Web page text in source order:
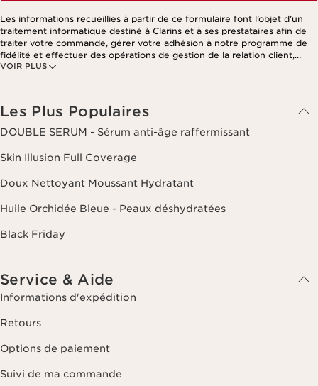
VOIR PLUS
Les informations recueillies à partir de ce formulaire font l’objet d’un
traitement informatique destiné à Clarins et à ses prestataires afin de
traiter votre commande, gérer votre adhésion à notre programme de
fidélité et effectuer des opérations de gestion de la relation client,
notamment pour vous adresser des offres personnalisées en fonction
Les Plus Populaires
DOUBLE SERUM - Sérum anti-âge raffermissant
Skin Illusion Full Coverage
Doux Nettoyant Moussant Hydratant
Huile Orchidée Bleue - Peaux déshydratées
Black Friday
Service & Aide
Informations d'expédition
Retours
Options de paiement
Suivi de ma commande